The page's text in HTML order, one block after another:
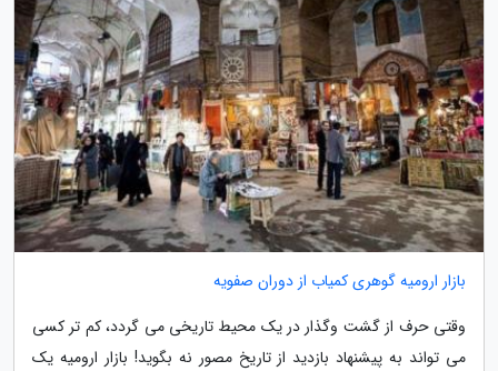
بازار ارومیه گوهری کمیاب از دوران صفویه
وقتی حرف از گشت وگذار در یک محیط تاریخی می گردد، کم تر کسی
می تواند به پیشنهاد بازدید از تاریخ مصور نه بگوید! بازار ارومیه یک